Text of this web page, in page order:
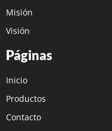
Misión
Visión
Páginas
Inicio
Productos
Contacto